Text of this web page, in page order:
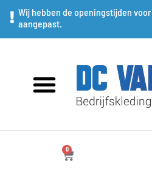
Ga
naar
Wij hebben de openingstijden
aangepast.
0
WINKELWAGEN